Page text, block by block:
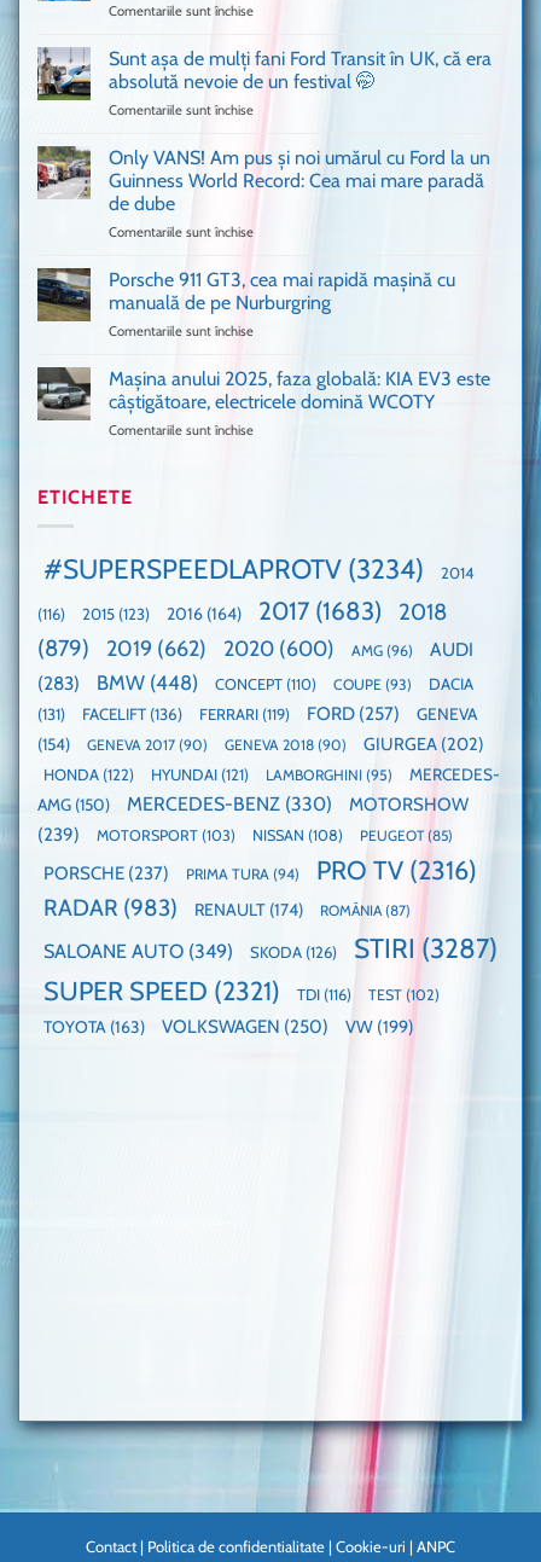
văzut
Comentariile sunt închise
a
adus
în
mașină
Ferrari
Sunt așa de mulți fani Ford Transit în UK, că era
absolută nevoie de un festival 🤭
Comentariile sunt închise
de
mulți
în
UK,
că
nevoie
de
Only VANS! Am pus și noi umărul cu Ford la un
Guinness World Record: Cea mai mare paradă
de dube
Comentariile sunt închise
Am
pus
umărul
cu
mai
mare
paradă
de
dube
Porsche 911 GT3, cea mai rapidă mașină cu
manuală de pe Nurburgring
Comentariile sunt închise
911
GT3,
cea
pe
Nurburgring
Mașina anului 2025, faza globală: KIA EV3 este
câștigătoare, electricele domină WCOTY
Comentariile sunt închise
EV3
câștigătoare,
domină
WCOTY
ETICHETE
#SUPERSPEEDLAPROTV (3234) 2014
(116) 2015 (123) 2016 (164) 2017 (1683)
2018
(879)
2019 (662) 2020 (600) AMG (96)
AUDI
(283)
BMW (448) CONCEPT (110) COUPE (93)
DACIA
(131)
FACELIFT (136) FERRARI (119) FORD (257)
GENEVA
(154)
GENEVA 2017 (90) GENEVA 2018 (90) GIURGEA (202)
HONDA (122) HYUNDAI (121) LAMBORGHINI (95)
MERCEDES-
AMG (150) MERCEDES-BENZ (330)
MOTORSHOW
(239)
MOTORSPORT (103) NISSAN (108) PEUGEOT(85)
PORSCHE (237) PRIMA TURA (94) PRO TV (2316)
RADAR (983) RENAULT (174) ROMÂNIA(87)
SALOANE AUTO (349) SKODA (126) STIRI (3287)
SUPER SPEED (2321) TDI (116) TEST (102)
TOYOTA (163) VOLKSWAGEN (250) VW (199)
Contact | Politica de confidentialitate | Cookie-uri | ANPC